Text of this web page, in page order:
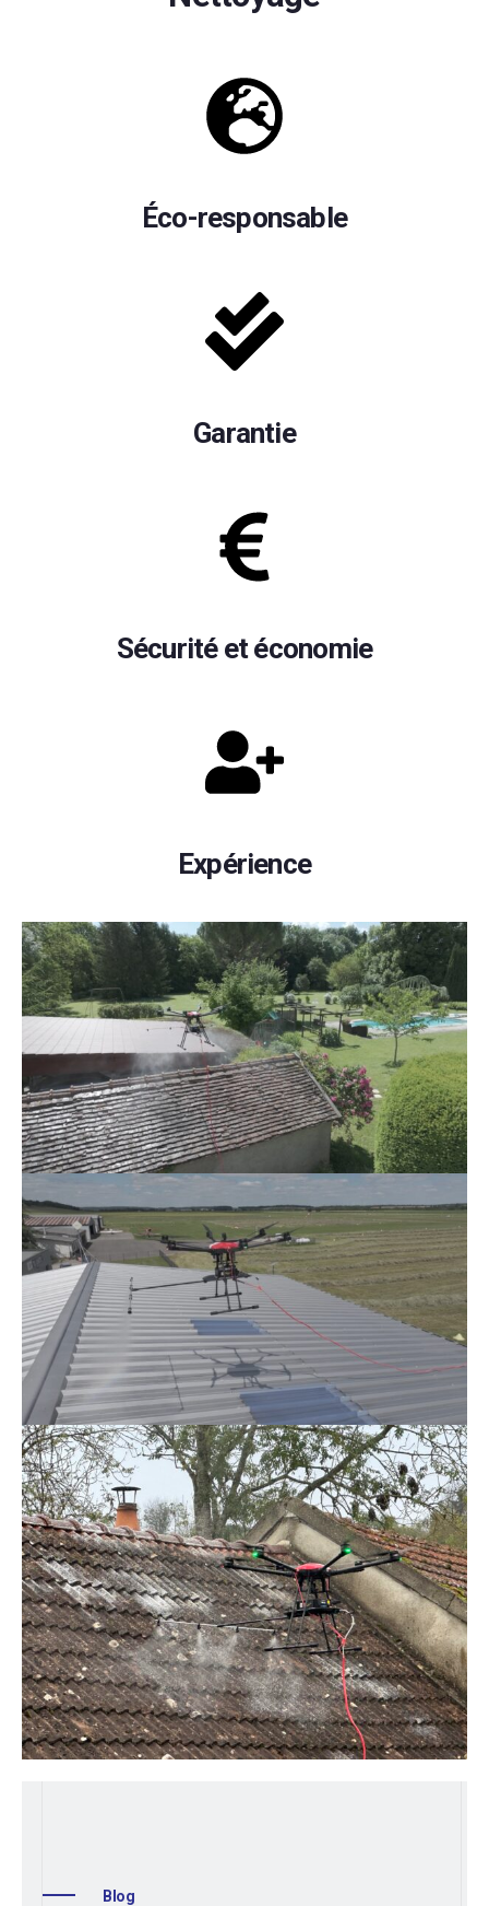
Éco-responsable
Garantie
Sécurité et économie
Expérience
Blog